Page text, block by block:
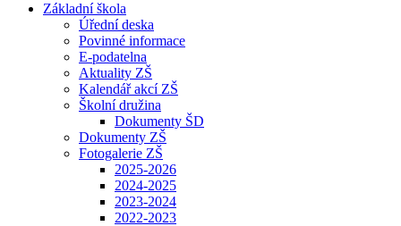
Základní škola
Úřední deska
Povinné informace
E-podatelna
Aktuality ZŠ
Kalendář akcí ZŠ
Školní družina
Dokumenty ŠD
Dokumenty ZŠ
Fotogalerie ZŠ
2025-2026
2024-2025
2023-2024
2022-2023